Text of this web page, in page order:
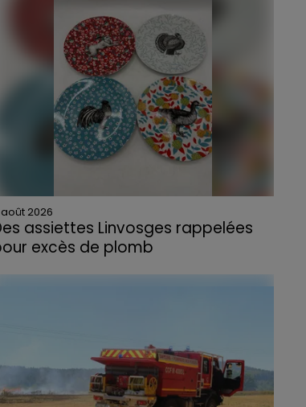
2026
assiettes Linvosges rappelées
excès de plomb